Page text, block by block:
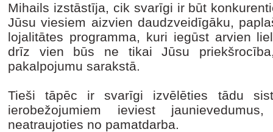
Mihails izstāstīja, cik svarīgi ir būt
Jūsu viesiem aizvien daudzveidīgāku,
lojalitātes programma, kuri iegūst arvien
drīz vien būs ne tikai Jūsu
pakalpojumu sarakstā.
Tieši tāpēc ir svarīgi izvēlēties tādu
ierobežojumiem ieviest
neatraujoties no pamatdarba.